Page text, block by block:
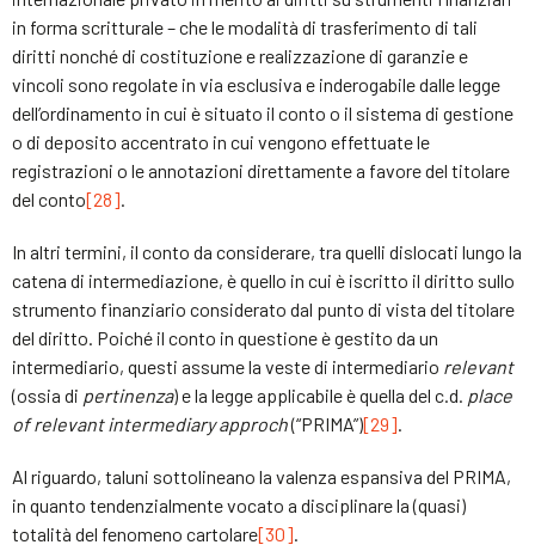
in forma scritturale – che le modalità di trasferimento di tali
diritti nonché di costituzione e realizzazione di garanzie e
vincoli sono regolate in via esclusiva e inderogabile dalle legge
dell’ordinamento in cui è situato il conto o il sistema di gestione
o di deposito accentrato in cui vengono effettuate le
registrazioni o le annotazioni direttamente a favore del titolare
del conto[28]
In altri termini, il conto da considerare, tra quelli dislocati lungo la
catena di intermediazione, è quello in cui è iscritto il diritto sullo
strumento finanziario considerato dal punto di vista del titolare
del diritto. Poiché il conto in questione è gestito da un
intermediario, questi assume la veste di intermediario relevant
(ossia di pertinenza) e la legge applicabile è quella del c.d. place
of relevant intermediary approch(“PRIMA”)[29]
Al riguardo, taluni sottolineano la valenza espansiva del PRIMA,
in quanto tendenzialmente vocato a disciplinare la (quasi)
totalità del fenomeno cartolare[30]